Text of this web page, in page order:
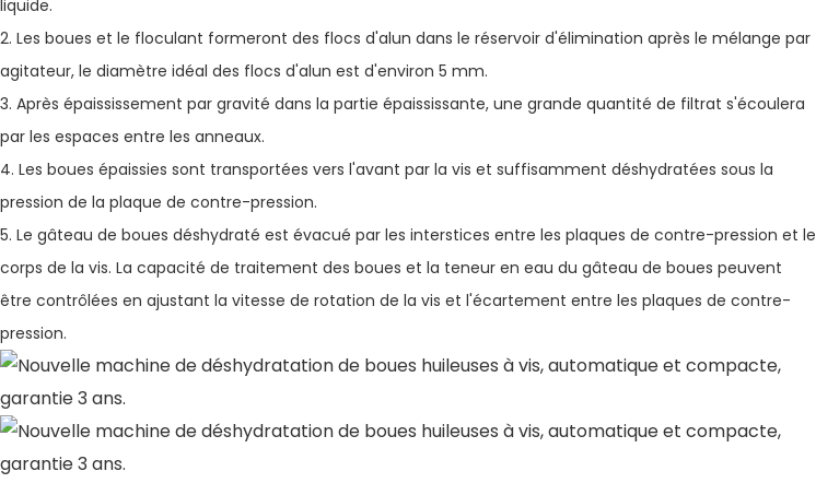
liquide.
2. Les boues et le floculant formeront des flocs d'alun dans le réservoir d'élimination après le mélange par
agitateur, le diamètre idéal des flocs d'alun est d'environ 5 mm.
3. Après épaississement par gravité dans la partie épaississante, une grande quantité de filtrat s'écoulera
par les espaces entre les anneaux.
4. Les boues épaissies sont transportées vers l'avant par la vis et suffisamment déshydratées sous la
pression de la plaque de contre-pression.
5. Le gâteau de boues déshydraté est évacué par les interstices entre les plaques de contre-pression et le
corps de la vis. La capacité de traitement des boues et la teneur en eau du gâteau de boues peuvent
être contrôlées en ajustant la vitesse de rotation de la vis et l'écartement entre les plaques de contre-
pression.